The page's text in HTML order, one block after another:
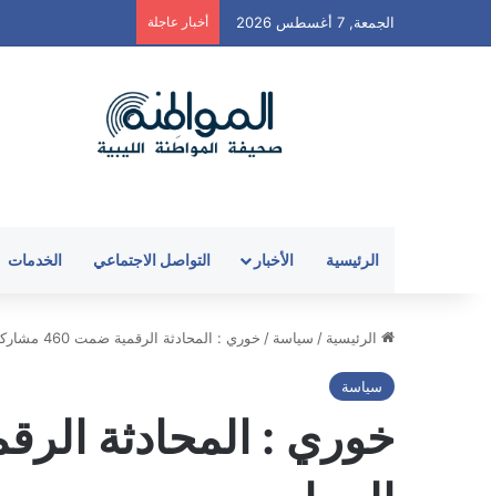
الجمعة, 7 أغسطس 2026 أخبار عاجلة
الرئيسية الأخبار التواصل الاجتماعي الخدمات
الرئيسية / سياسة / خوري : المحادثة الرقمية ضمت 460 مشاركة فاعلة في حول أولويات الحوار
سياسة